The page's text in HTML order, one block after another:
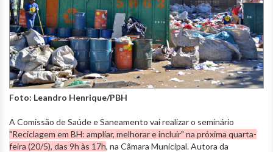
Foto: Leandro Henrique/PBH
A Comissão de Saúde e Saneamento vai realizar o seminário
"Reciclagem em BH: ampliar, melhorar e incluir" na próxima quarta-
feira (20/5), das 9h às 17h, na Câmara Municipal. Autora da